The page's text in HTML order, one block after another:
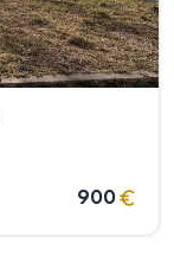
900